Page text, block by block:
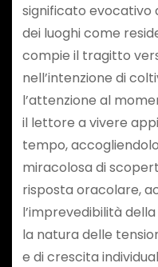
significato evocativo
dei luoghi come
compie il tragitto
nell’intenzione di
l’attenzione al
il lettore a vivere
tempo,
miracolosa di
risposta oracolare,
l’imprevedibilità
la natura delle
e di crescita